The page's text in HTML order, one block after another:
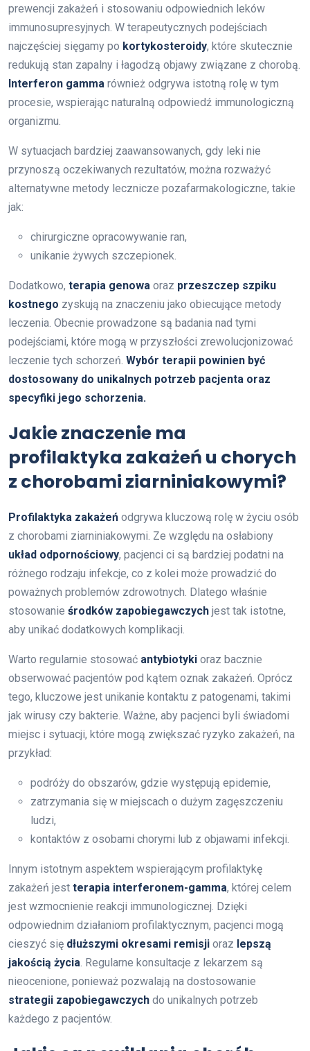
prewencji zakażeń i stosowaniu odpowiednich leków
immunosupresyjnych. W terapeutycznych podejściach
najczęściej sięgamy po kortykosteroidy, które skutecznie
redukują stan zapalny i łagodzą objawy związane z chorobą.
Interferon gamma również odgrywa istotną rolę w tym
procesie, wspierając naturalną odpowiedź immunologiczną
organizmu.
W sytuacjach bardziej zaawansowanych, gdy leki nie
przynoszą oczekiwanych rezultatów, można rozważyć
alternatywne metody lecznicze pozafarmakologiczne, takie
jak:
chirurgiczne opracowywanie ran,
unikanie żywych szczepionek.
Dodatkowo, terapia genowa oraz przeszczep szpiku
kostnego zyskują na znaczeniu jako obiecujące metody
leczenia. Obecnie prowadzone są badania nad tymi
podejściami, które mogą w przyszłości zrewolucjonizować
leczenie tych schorzeń. Wybór terapii powinien być
dostosowany do unikalnych potrzeb pacjenta oraz
specyfiki jego schorzenia.
Jakie znaczenie ma
profilaktyka zakażeń u chorych
z chorobami ziarniniakowymi?
Profilaktyka zakażeń odgrywa kluczową rolę w życiu osób
z chorobami ziarniniakowymi. Ze względu na osłabiony
układ odpornościowy, pacjenci ci są bardziej podatni na
różnego rodzaju infekcje, co z kolei może prowadzić do
poważnych problemów zdrowotnych. Dlatego właśnie
stosowanie środków zapobiegawczych jest tak istotne,
aby unikać dodatkowych komplikacji.
Warto regularnie stosować antybiotyki oraz bacznie
obserwować pacjentów pod kątem oznak zakażeń. Oprócz
tego, kluczowe jest unikanie kontaktu z patogenami, takimi
jak wirusy czy bakterie. Ważne, aby pacjenci byli świadomi
miejsc i sytuacji, które mogą zwiększać ryzyko zakażeń, na
przykład:
podróży do obszarów, gdzie występują epidemie,
zatrzymania się w miejscach o dużym zagęszczeniu
ludzi,
kontaktów z osobami chorymi lub z objawami infekcji.
Innym istotnym aspektem wspierającym profilaktykę
zakażeń jest terapia interferonem-gamma, której celem
jest wzmocnienie reakcji immunologicznej. Dzięki
odpowiednim działaniom profilaktycznym, pacjenci mogą
cieszyć się dłuższymi okresami remisji oraz lepszą
jakością życia. Regularne konsultacje z lekarzem są
nieocenione, ponieważ pozwalają na dostosowanie
strategii zapobiegawczych do unikalnych potrzeb
każdego z pacjentów.